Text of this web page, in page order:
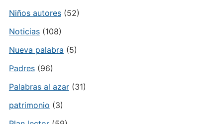
Niños autores(52)
Noticias(108)
Nueva palabra (5)
Padres(96)
Palabras al azar(31)
patrimonio (3)